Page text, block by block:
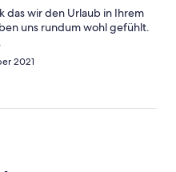
das wir den Urlaub in Ihrem
uns rundum wohl gefühlt.
2021